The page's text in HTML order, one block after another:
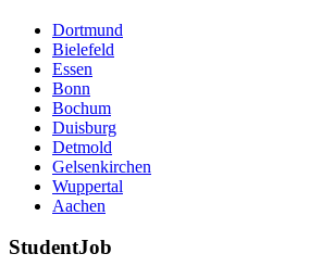
Dortmund
Bielefeld
Essen
Bonn
Bochum
Duisburg
Detmold
Gelsenkirchen
Wuppertal
Aachen
StudentJob